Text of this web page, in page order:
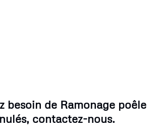
besoin de Ramonage poêle
contactez-nous.